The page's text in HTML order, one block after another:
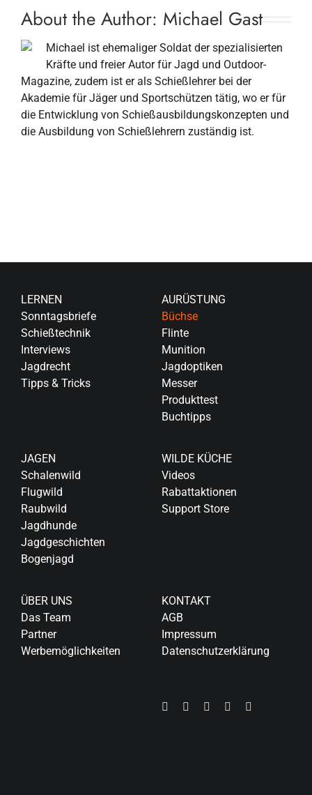
About the Author: Michael Gast
Michael ist ehemaliger Soldat der spezialisierten
Kräfte und freier Autor für Jagd und Outdoor-
Magazine, zudem ist er als Schießlehrer bei der
Akademie für Jäger und Sportschützen tätig, wo er für
die Entwicklung von Schießausbildungskonzepten und
die Ausbildung von Schießlehrern zuständig ist.
LERNEN
Sonntagsbriefe
Schießtechnik
Interviews
Jagdrecht
Tipps & Tricks
AURÜSTUNG
Büchse
Flinte
Munition
Jagdoptiken
Messer
Produkttest
Buchtipps
JAGEN
Schalenwild
Flugwild
Raubwild
Jagdhunde
Jagdgeschichten
Bogenjagd
WILDE KÜCHE
Videos
Rabattaktionen
Support Store
ÜBER UNS
Das Team
Partner
Werbemöglichkeiten
KONTAKT
AGB
Impressum
Datenschutzerklärung